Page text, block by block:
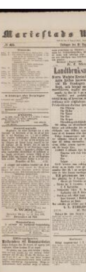
1834)